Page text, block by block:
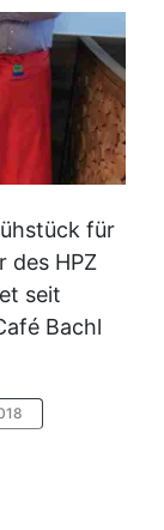
für
des HPZ
seit
Bachl